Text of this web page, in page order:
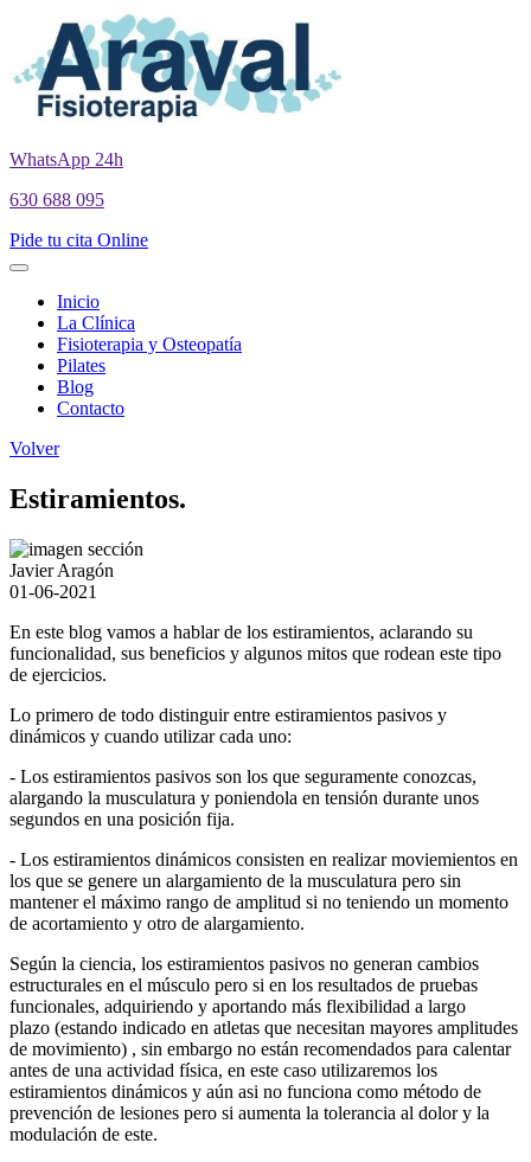
WhatsApp 24h
630 688 095
Pide tu cita Online
Inicio
La Clínica
Fisioterapia y Osteopatía
Pilates
Blog
Contacto
Volver
Estiramientos.
Javier Aragón
01-06-2021
En este blog vamos a hablar de los estiramientos, aclarando su
funcionalidad, sus beneficios y algunos mitos que rodean este tipo
de ejercicios.
Lo primero de todo distinguir entre estiramientos pasivos y
dinámicos y cuando utilizar cada uno:
- Los estiramientos pasivos son los que seguramente conozcas,
alargando la musculatura y poniendola en tensión durante unos
segundos en una posición fija.
- Los estiramientos dinámicos consisten en realizar moviemientos en
los que se genere un alargamiento de la musculatura pero sin
mantener el máximo rango de amplitud si no teniendo un momento
de acortamiento y otro de alargamiento.
Según la ciencia, los estiramientos pasivos no generan cambios
estructurales en el músculo pero si en los resultados de pruebas
funcionales, adquiriendo y aportando más flexibilidad a largo
plazo (estando indicado en atletas que necesitan mayores amplitudes
de movimiento) , sin embargo no están recomendados para calentar
antes de una actividad física, en este caso utilizaremos los
estiramientos dinámicos y aún asi no funciona como método de
prevención de lesiones pero si aumenta la tolerancia al dolor y la
modulación de este.